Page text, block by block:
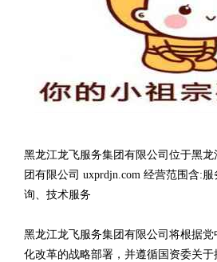
黑龙江龙飞服务集团有限公司位于黑
团有限公司 uxprdjn.com 经营范围含:
询、技术服务
黑龙江龙飞服务集团有限公司将根据
化改革的战略部署，并遵循国资委关